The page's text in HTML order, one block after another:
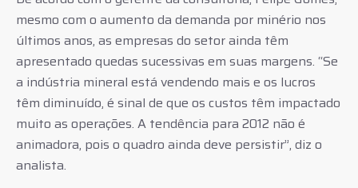
mesmo com o aumento da demanda por minério nos
últimos anos, as empresas do setor ainda têm
apresentado quedas sucessivas em suas margens. “Se
a indústria mineral está vendendo mais e os lucros
têm diminuído, é sinal de que os custos têm impactado
muito as operações. A tendência para 2012 não é
animadora, pois o quadro ainda deve persistir”, diz o
analista.